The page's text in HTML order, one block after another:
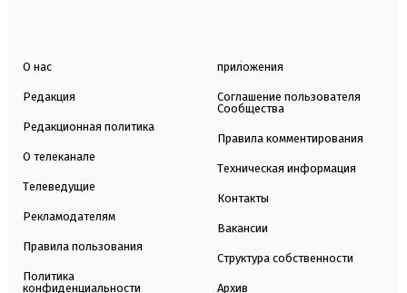
О нас
Редакция
Редакционная политика
О телеканале
Телеведущие
Рекламодателям
Правила пользования
Политика
конфиденциальности
приложения
Соглашение пользователя
Сообщества
Правила комментирования
Техническая информация
Контакты
Вакансии
Структура собственности
Архив